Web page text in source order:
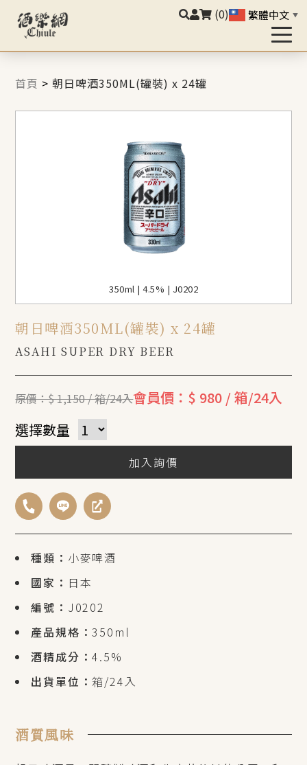
(0) 繁體中文 ▼
首頁 >朝日啤酒350ML(罐裝) x 24罐
350ml | 4.5% | J0202
朝日啤酒350ML(罐裝) x 24罐
ASAHI SUPER DRY BEER
種類： 小麥啤酒
國家： 日本
編號： J0202
產品規格：350ml
酒精成分：4.5%
出貨單位：箱/24入
原價：$ 1,150 / 箱/24入會員價：$ 980 / 箱/24入
選擇數量
加入詢價
酒質風味